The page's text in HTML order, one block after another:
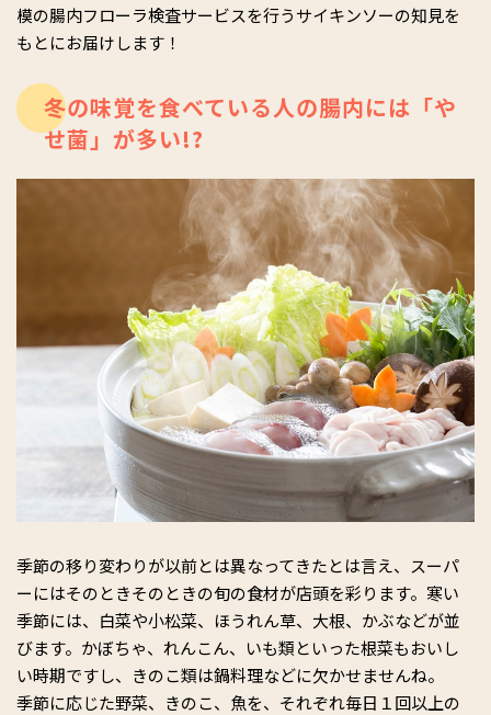
模の腸内フローラ検査サービスを行うサイキンソーの知見を
もとにお届けします！
冬の味覚を食べている人の腸内には「や
せ菌」が多い!?
季節の移り変わりが以前とは異なってきたとは言え、スーパ
ーにはそのときそのときの旬の食材が店頭を彩ります。寒い
季節には、白菜や小松菜、ほうれん草、大根、かぶなどが並
びます。かぼちゃ、れんこん、いも類といった根菜もおいし
い時期ですし、きのこ類は鍋料理などに欠かせませんね。
季節に応じた野菜、きのこ、魚を、それぞれ毎日１回以上の